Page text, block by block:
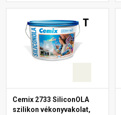
Cemix 2733 SiliconOLA
szilikon vékonyvakolat,